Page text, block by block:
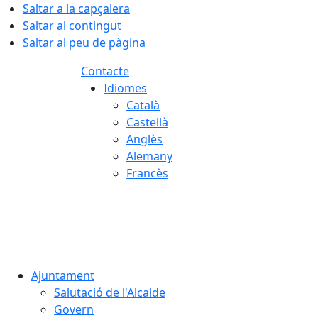
Saltar a la capçalera
Saltar al contingut
Saltar al peu de pàgina
Contacte
Idiomes
Català
Castellà
Anglès
Alemany
Francès
Ajuntament
Salutació de l'Alcalde
Govern